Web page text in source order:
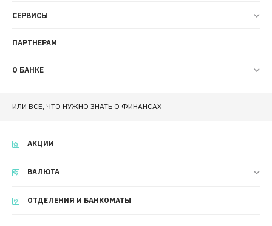
СЕРВИСЫ
ПАРТНЕРАМ
О БАНКЕ
ИЛИ ВСЕ, ЧТО НУЖНО ЗНАТЬ О ФИНАНСАХ
АКЦИИ
ВАЛЮТА
ОТДЕЛЕНИЯ И БАНКОМАТЫ